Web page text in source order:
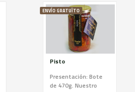
ENVÍO GRATUÏTO
Pisto
Presentación: Bote
de 470g. Nuestro